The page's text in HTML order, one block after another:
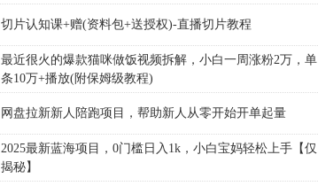
切片认知课+赠(资料包+送授权)-直播切片教程
最近很火的爆款猫咪做饭视频拆解，小白一周涨粉2万，单
条10万+播放(附保姆级教程)
网盘拉新新人陪跑项目，帮助新人从零开始开单起量
2025最新蓝海项目，0门槛日入1k，小白宝妈轻松上手【仅
揭秘】